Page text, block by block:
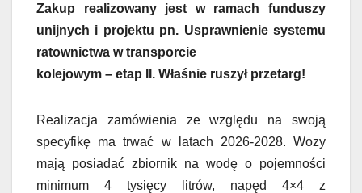
Zakup realizowany jest w ramach funduszy
unijnych i projektu pn. Usprawnienie systemu
ratownictwa w transporcie
kolejowym – etap II. Właśnie ruszył przetarg!
Realizacja zamówienia ze względu na swoją
specyfikę ma trwać w latach 2026-2028. Wozy
mają posiadać zbiornik na wodę o pojemności
minimum 4 tysięcy litrów, napęd 4×4 z